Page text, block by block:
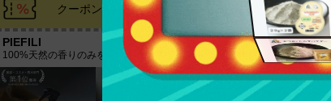
クーポンはこちら
PIEFILI
100%天然の香りのみを取り扱う日本発のナチュラルフレグランスブランド